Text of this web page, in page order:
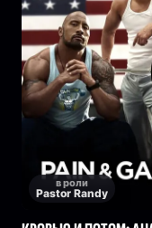
в роли
Pastor Randy